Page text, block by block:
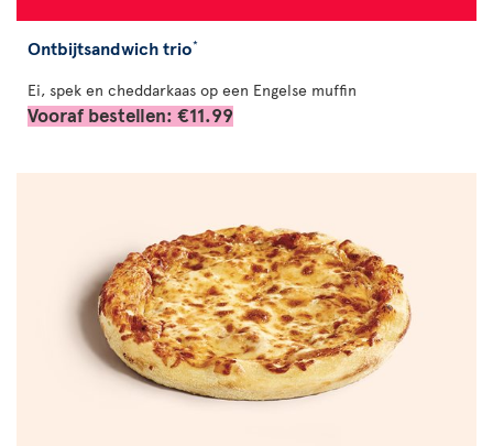
Ontbijtsandwich trio*
Ei, spek en cheddarkaas op een Engelse muffin
Vooraf bestellen: €11.99